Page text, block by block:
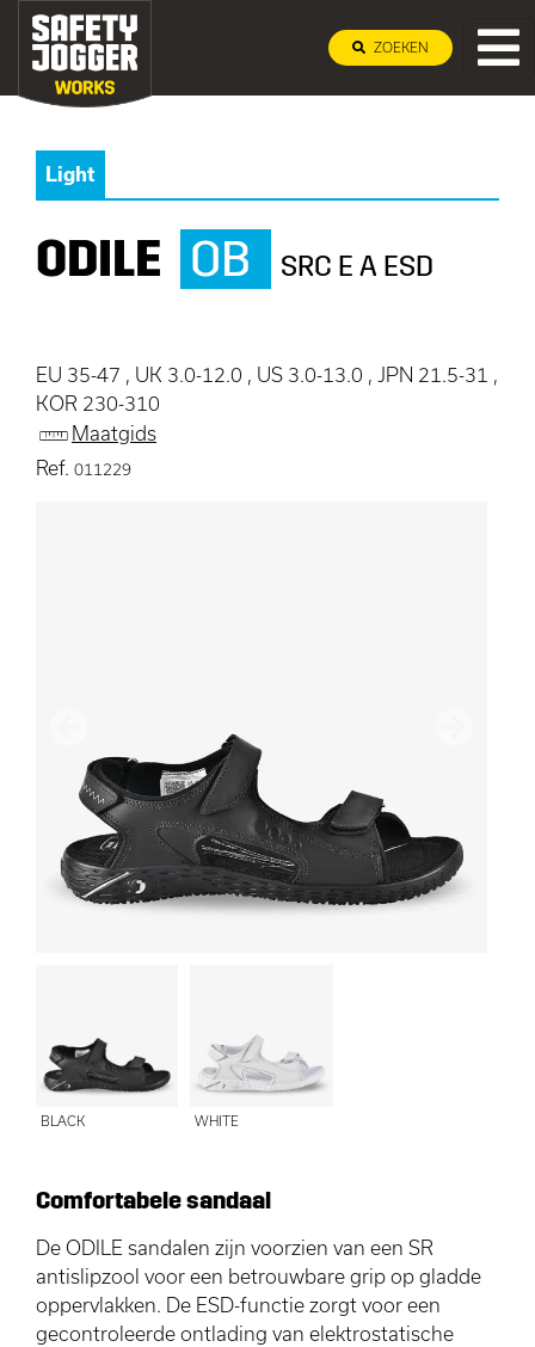
ZOEKEN
Light
ODILE OB SRC E A ESD
EU 35-47 , UK 3.0-12.0 , US 3.0-13.0 , JPN 21.5-31 ,
KOR 230-310
Maatgids
Ref. 011229
BLACK WHITE
Comfortabele sandaal
De ODILE sandalen zijn voorzien van een SR
antislipzool voor een betrouwbare grip op gladde
oppervlakken. De ESD-functie zorgt voor een
gecontroleerde ontlading van elektrostatische